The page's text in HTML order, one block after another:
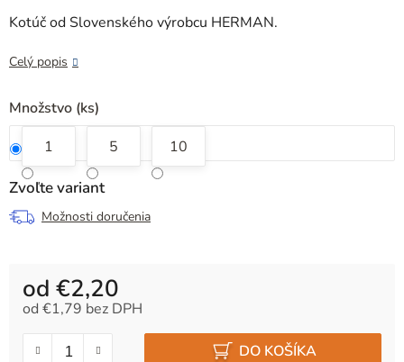
Kotúč od Slovenského výrobcu HERMAN.
Celý popis
Množstvo (ks)
1
5 10
Zvoľte variant
Možnosti doručenia
od €2,20
od €1,79 bez DPH
DO KOŠÍKA